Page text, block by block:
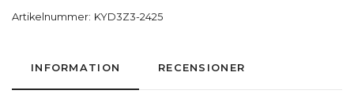
Artikelnummer: KYD3Z3-2425
INFORMATION RECENSIONER